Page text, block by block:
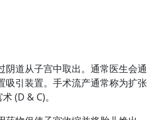
阴道从子宫中取出。通常医生会通
吸引装置。手术流产通常称为扩张
(D & C)。